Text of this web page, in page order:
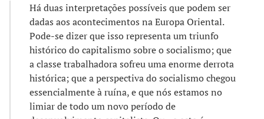
Há duas interpretações possíveis que podem ser
dadas aos acontecimentos na Europa Oriental.
Pode-se dizer que isso representa um triunfo
histórico do capitalismo sobre o socialismo; que
a classe trabalhadora sofreu uma enorme derrota
histórica; que a perspectiva do socialismo chegou
essencialmente à ruína, e que nós estamos no
limiar de todo um novo período de